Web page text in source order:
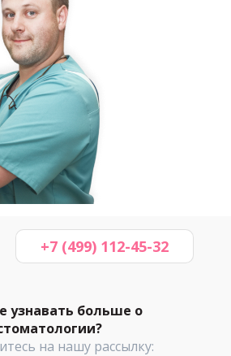
узнавать больше о
на нашу рассылку:
+7 (499) 112-45-32